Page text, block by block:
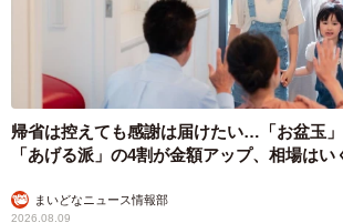
いただきたい。
帰省は控えても感謝は届けたい…「お盆玉
「あげる派」の4割が金額アップ、相場はい
まいどなニュース情報部
2026.08.09